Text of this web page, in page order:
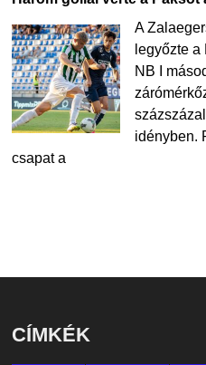
A
legyőzte
NB I
idényben.
csapat a
CÍMKÉK